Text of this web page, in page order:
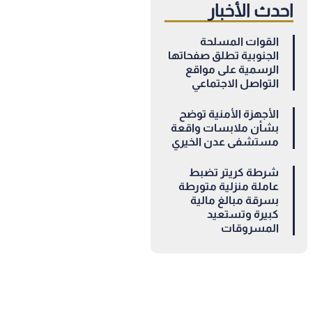
احدث الأخبار
القوات المسلحة
الجنوبية تطلق صفحاتها
الرسمية على مواقع
التواصل الاجتماعي
الأجهزة الأمنية توضح
بشأن ملابسات واقعة
مستشفى عدن الخيري
شرطة كريتر تضبط
عاملة منزلية متورطة
بسرقة مبالغ مالية
كبيرة وتستعيد
المسروقات